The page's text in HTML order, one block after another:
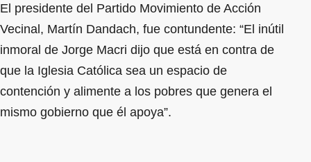
El presidente del Partido Movimiento de Acción
Vecinal, Martín Dandach, fue contundente: “El inútil
inmoral de Jorge Macri dijo que está en contra de
que la Iglesia Católica sea un espacio de
contención y alimente a los pobres que genera el
mismo gobierno que él apoya”.